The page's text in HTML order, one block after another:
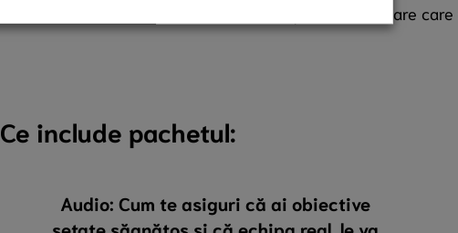
nu vezi oportunitățile extraordinare
Ce include pachetul:
Audio: Cum te asiguri că ai obiective
setate săanătos și că echipa real, le va